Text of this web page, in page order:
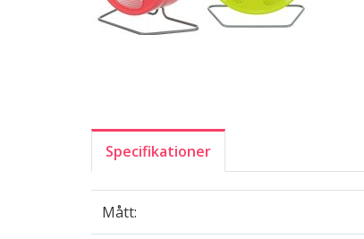
Specifikationer
Mått: